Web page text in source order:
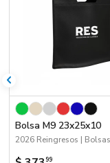
Bolsa M9 23x25x10
99